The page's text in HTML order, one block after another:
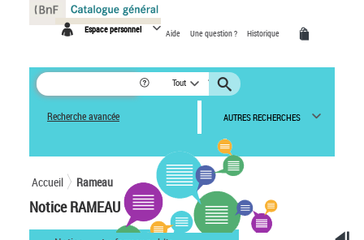
Espace personnel Aide Une question ? Historique
Tout
Recherche avancée AUTRES RECHERCHES
Accueil Rameau
Notice RAMEAU
Panneau de gestion des cookies